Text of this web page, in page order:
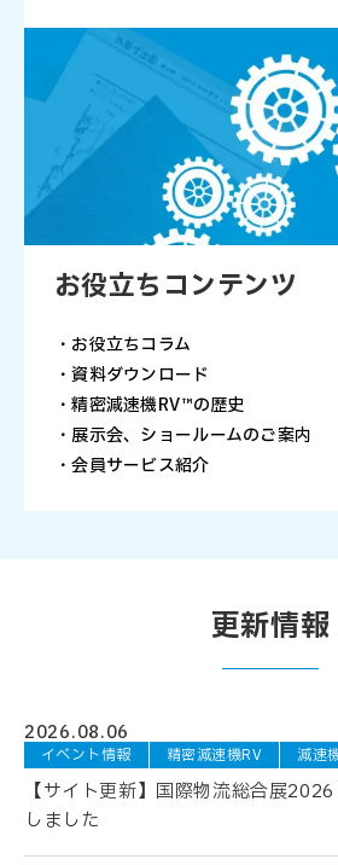
お役立ちコンテンツ
・お役立ちコラム
・資料ダウンロード
・精密減速機RV™の歴史
・展示会、ショールームのご案内
・会員サービス紹介
更新情報
2026.08.06
イベント情報 精密減速機RV 減速
【サイト更新】国際物流総合展
しました